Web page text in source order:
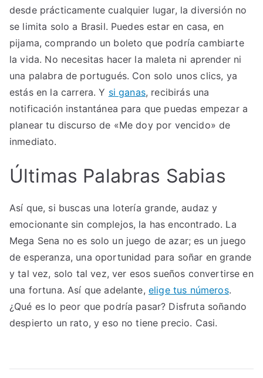
desde prácticamente cualquier lugar, la diversión no
se limita solo a Brasil. Puedes estar en casa, en
pijama, comprando un boleto que podría cambiarte
la vida. No necesitas hacer la maleta ni aprender ni
una palabra de portugués. Con solo unos clics, ya
estás en la carrera. Y si ganas, recibirás una
notificación instantánea para que puedas empezar a
planear tu discurso de «Me doy por vencido» de
inmediato.
Últimas Palabras Sabias
Así que, si buscas una lotería grande, audaz y
emocionante sin complejos, la has encontrado. La
Mega Sena no es solo un juego de azar; es un juego
de esperanza, una oportunidad para soñar en grande
y tal vez, solo tal vez, ver esos sueños convertirse en
una fortuna. Así que adelante, elige tus números.
¿Qué es lo peor que podría pasar? Disfruta soñando
despierto un rato, y eso no tiene precio. Casi.